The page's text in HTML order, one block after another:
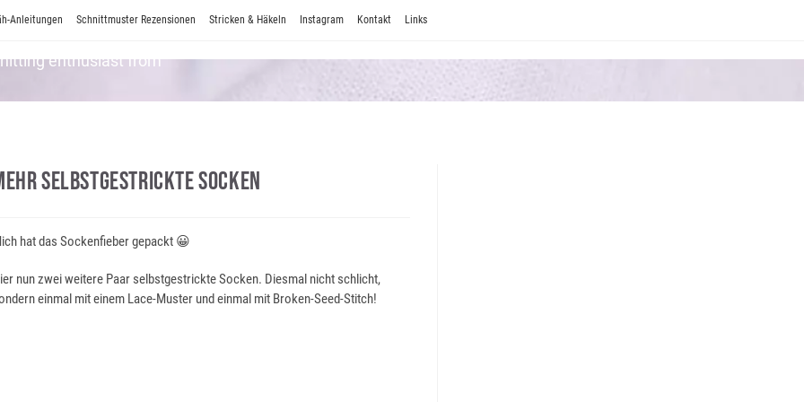
Anleitungen Schnittmuster Rezensionen Stricken & Häkeln Instagram Kontakt Links
enthusiast from
Selbstgestrickte Socken
hat das Sockenfieber gepackt 😀
nun zwei weitere Paar selbstgestrickte Socken. Diesmal nicht schlicht,
einmal mit einem Lace-Muster und einmal mit Broken-Seed-Stitch!